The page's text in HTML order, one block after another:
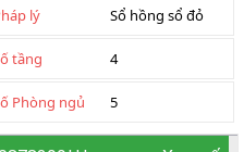
lý Sổ hồng sổ đỏ
tầng 4
Phòng ngủ 5